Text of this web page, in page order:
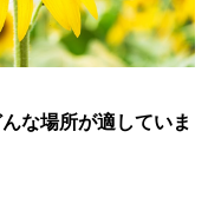
な場所が適していま